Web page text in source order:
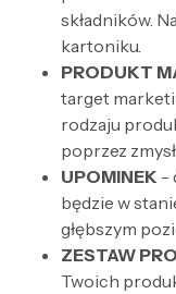
składników.
kartoniku.
PRODUKT
target
rodzaju
poprzez
UPOMINEK -
będzie w
głębszym
ZESTAW
Twoich